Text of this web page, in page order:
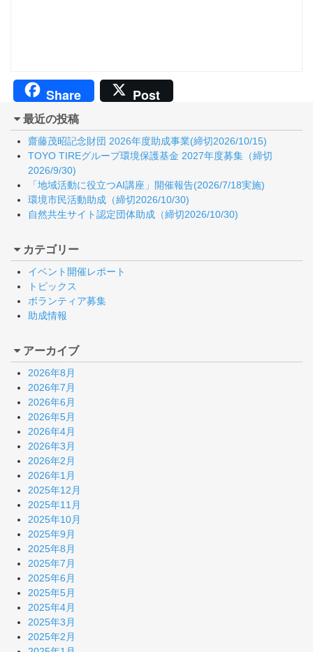
Share Post
最近の投稿
齋藤茂昭記念財団 2026年度助成事業(締切2026/10/15)
TOYO TIREグループ環境保護基金 2027年度募集（締切
2026/9/30)
「地域活動に役立つAI講座」開催報告(2026/7/18実施)
環境市民活動助成（締切2026/10/30)
自然共生サイト認定団体助成（締切2026/10/30)
カテゴリー
イベント開催レポート
トピックス
ボランティア募集
助成情報
アーカイブ
2026年8月
2026年7月
2026年6月
2026年5月
2026年4月
2026年3月
2026年2月
2026年1月
2025年12月
2025年11月
2025年10月
2025年9月
2025年8月
2025年7月
2025年6月
2025年5月
2025年4月
2025年3月
2025年2月